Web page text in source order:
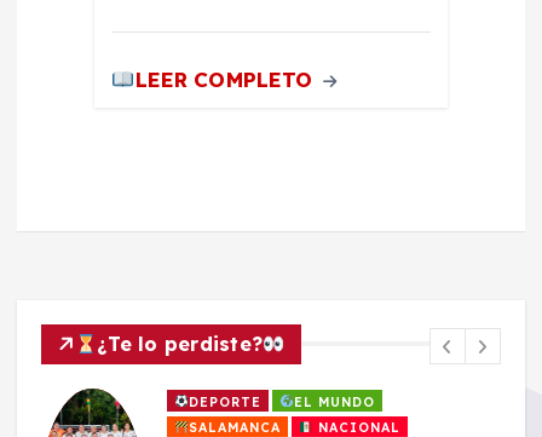
LEER COMPLETO
¿Te lo perdiste?
DEPORTE
EL MUNDO
SALAMANCA
NACIONAL